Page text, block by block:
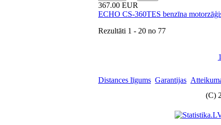
367.00 EUR
ECHO CS-360TES benzīna
Rezultāti 1 - 20 no 77
Distances līgums Garantijas
(C)